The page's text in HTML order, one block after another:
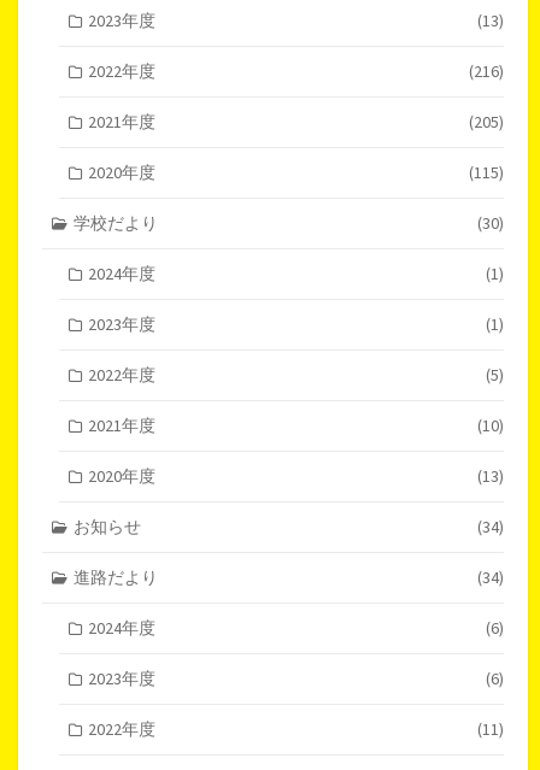
2023年度 (13)
2022年度 (216)
2021年度 (205)
2020年度 (115)
学校だより (30)
2024年度 (1)
2023年度 (1)
2022年度 (5)
2021年度 (10)
2020年度 (13)
お知らせ (34)
進路だより (34)
2024年度 (6)
2023年度 (6)
2022年度 (11)